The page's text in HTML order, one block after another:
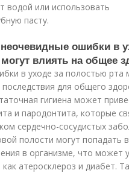
водой или использовать
пасту.
ошибки в
влиять на общее
в уходе за полостью рта
для общего
гигиена может
и пародонтита, которые
сердечно-сосудистых
полости могут попадать
в организме, что может
как атеросклероз и диабет.